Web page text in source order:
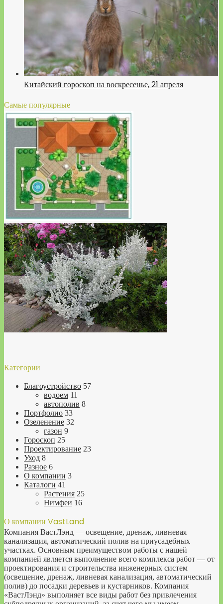
Китайский гороскоп на воскресенье, 21 апреля
Самые популярные
Категории
Благоустройство 57
водоем 11
автополив 8
Портфолио 33
Озеленение 32
газон 9
Гороскоп 25
Проектирование 23
Уход 8
Разное 6
О компании 3
Каталоги 41
Растения 25
Нимфеи 16
О компании VastLand
Компания ВастЛэнд — освещение, дренаж, ливневая
канализация, автоматический полив на приусадебных
участках. Основным преимуществом работы с нашей
компанией является выполнение всего комплекса работ — от
проектирования и строительства инженерных систем
(освещение, дренаж, ливневая канализация, автоматический
полив) до посадки деревьев и кустарников. Компания
«ВастЛэнд» выполняет все виды работ без привлечения